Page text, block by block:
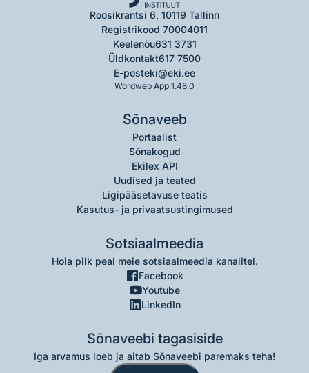
Roosikrantsi 6, 10119 Tallinn
Registrikood 70004011
Keelenõu631 3731
Üldkontakt617 7500
E-posteki@eki.ee
Wordweb App 1.48.0
Sõnaveeb
Portaalist
Sõnakogud
Ekilex API
Uudised ja teated
Ligipääsetavuse teatis
Kasutus- ja privaatsustingimused
Sotsiaalmeedia
Hoia pilk peal meie sotsiaalmeedia kanalitel.
Facebook
Youtube
LinkedIn
Sõnaveebi tagasiside
Iga arvamus loeb ja aitab Sõnaveebi paremaks teha!